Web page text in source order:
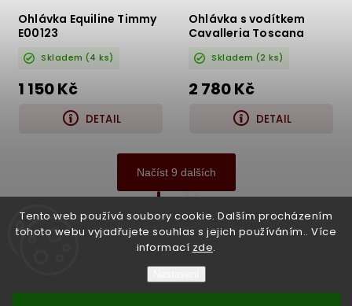
Tento web používá soubory cookie. Dalším procházením
tohoto webu vyjadřujete souhlas s jejich používáním.. Více
informací zde.
Ohlávka Equiline Timmy
E00123
Skladem (4 ks)
1 150 Kč
DETAIL
Ohlávka s vodítkem
Cavalleria Toscana
Skladem (2 ks)
2 780 Kč
DETAIL
Načíst 9 dalších
Nahoru
Copyright 2026Bukefalos. Všechna práva vyhrazena.